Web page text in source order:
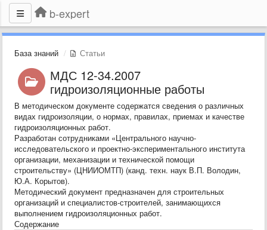
b-expert
База знаний Статьи
МДС 12-34.2007
гидроизоляционные работы
В методическом документе содержатся сведения о различных
видах гидроизоляции, о нормах, правилах, приемах и качестве
гидроизоляционных работ.
Разработан сотрудниками «Центрального научно-
исследовательского и проектно-экспериментального института
организации, механизации и технической помощи
строительству» (ЦНИИОМТП) (канд. техн. наук В.П. Володин,
Ю.А. Корытов).
Методический документ предназначен для строительных
организаций и специалистов-строителей, занимающихся
выполнением гидроизоляционных работ.
Содержание